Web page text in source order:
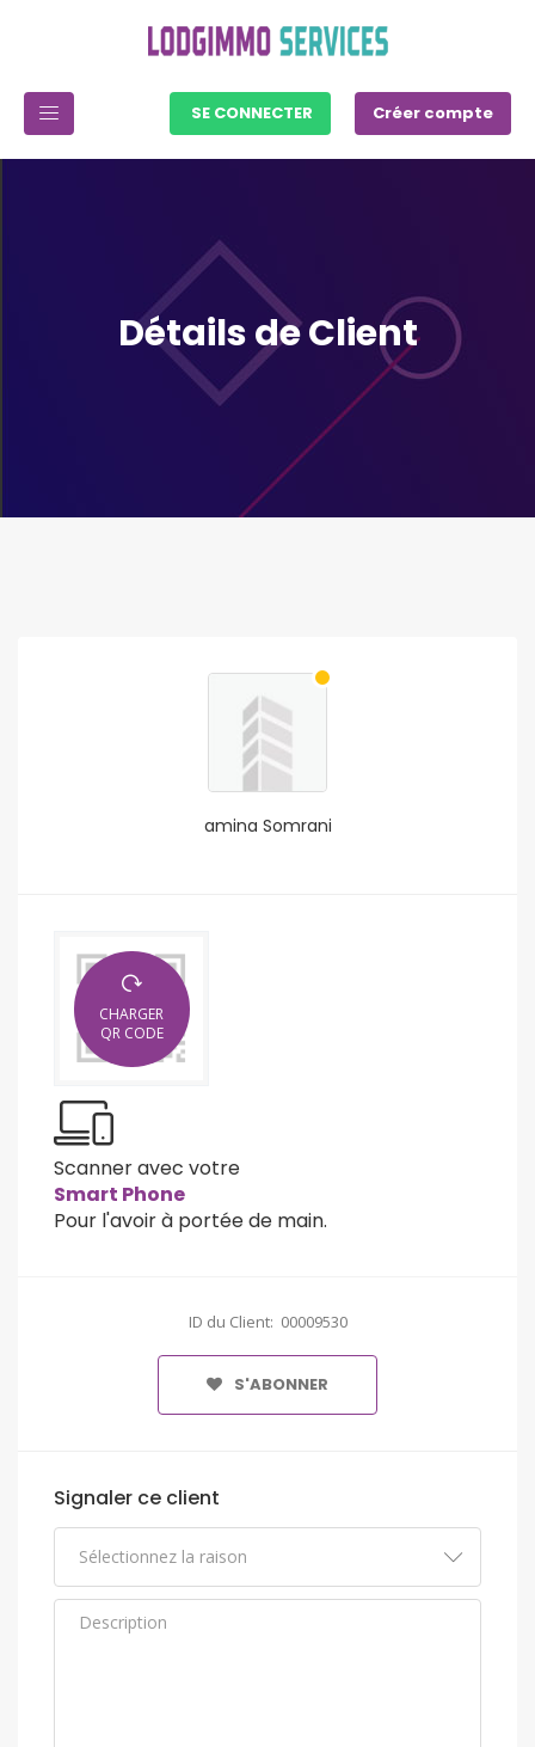
SE CONNECTER Créer compte
Détails de Client
amina Somrani
CHARGER
QR CODE
Scanner avec votre
Smart Phone
Pour l'avoir à portée de main.
ID du Client: 00009530
S'ABONNER
Signaler ce client